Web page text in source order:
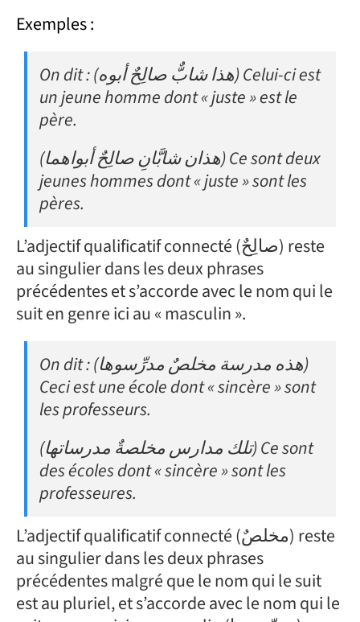
Exemples :
On dit : (هذا شابٌّ صالِحٌ أبوه) Celui-ci est
un jeune homme dont « juste » est le
père.
(هذان شابَّانِ صالِحٌ أبواهما) Ce sont deux
jeunes hommes dont « juste » sont les
pères.
L’adjectif qualificatif connecté (صالِحٌ) reste
au singulier dans les deux phrases
précédentes et s’accorde avec le nom qui le
suit en genre ici au « masculin ».
On dit : (هذه مدرسة مخلصٌ مدرِّسوها)
Ceci est une école dont « sincère » sont
les professeurs.
(تلك مدارس مخلصةٌ مدرساتها) Ce sont
des écoles dont « sincère » sont les
professeures.
L’adjectif qualificatif connecté (مخلصٌ) reste
au singulier dans les deux phrases
précédentes malgré que le nom qui le suit
est au pluriel, et s’accorde avec le nom qui le